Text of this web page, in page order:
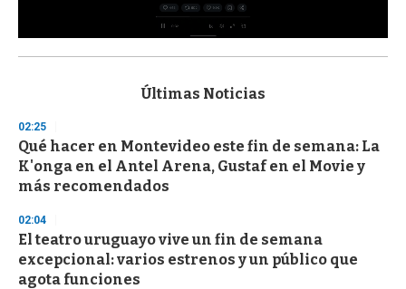
s
d
s
o
f
3
s
e
c
o
n
Últimas Noticias
02:25
Qué hacer en Montevideo este fin de semana: La
K'onga en el Antel Arena, Gustaf en el Movie y
más recomendados
02:04
El teatro uruguayo vive un fin de semana
excepcional: varios estrenos y un público que
agota funciones